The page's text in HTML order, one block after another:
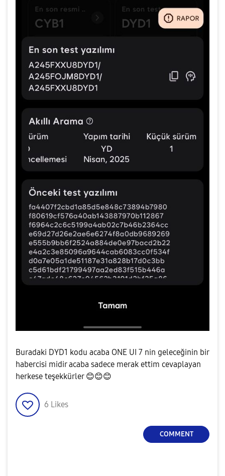
Buradaki DYD1 kodu acaba ONE UI 7 nin geleceğinin bir
habercisi midir acaba sadece merak ettim cevaplayan
herkese teşekkürler 😊😊😊
6 Likes
COMMENT